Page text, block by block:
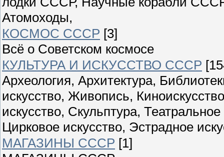
Атомоходы,
КОСМОС СССР [3]
Всё о Советском космосе
КУЛЬТУРА И ИСКУССТВО СССР
Археология, Архитектура,
искусство, Живопись,
искусство, Скульптура,
Цирковое искусство, Эстрадное
МАГАЗИНЫ СССР [1]